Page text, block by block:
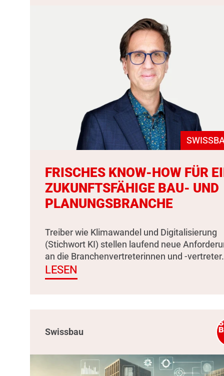
FRISCHES KNOW-HOW FÜR
ZUKUNFTSFÄHIGE BAU- UND
PLANUNGSBRANCHE
Treiber wie Klimawandel und Digitalisierung
(Stichwort KI) stellen laufend neue
an die Branchenvertreterinnen und -vertreter.
LESEN
Swissbau